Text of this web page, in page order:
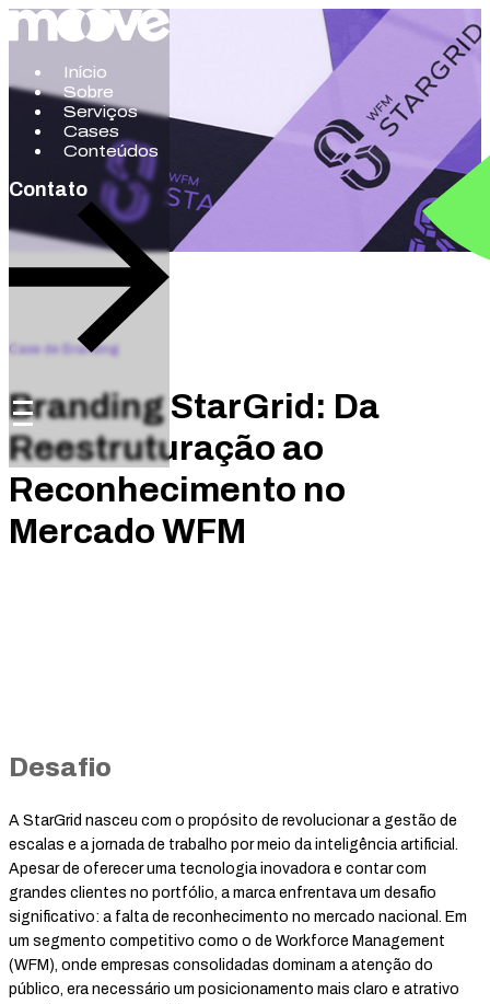
Início
Sobre
Serviços
Cases
Conteúdos
Contato
Case de Branding
Branding StarGrid: Da
Reestruturação ao
Reconhecimento no
Mercado WFM
Desafio
A StarGrid nasceu com o propósito de revolucionar a gestão de
escalas e a jornada de trabalho por meio da inteligência artificial.
Apesar de oferecer uma tecnologia inovadora e contar com
grandes clientes no portfólio, a marca enfrentava um desafio
significativo: a falta de reconhecimento no mercado nacional. Em
um segmento competitivo como o de Workforce Management
(WFM), onde empresas consolidadas dominam a atenção do
público, era necessário um posicionamento mais claro e atrativo